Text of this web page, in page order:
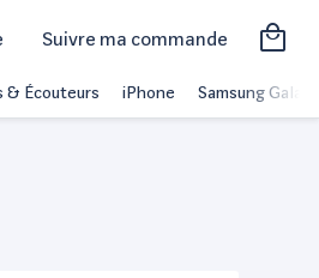
Suivre ma commande
& Écouteurs iPhone Samsung Galaxy